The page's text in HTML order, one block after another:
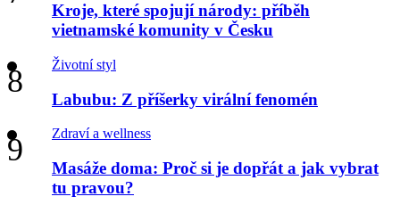
Kroje, které spojují národy: příběh
vietnamské komunity v Česku
Životní styl
Labubu: Z příšerky virální fenomén
Zdraví a wellness
Masáže doma: Proč si je dopřát a jak vybrat
tu pravou?